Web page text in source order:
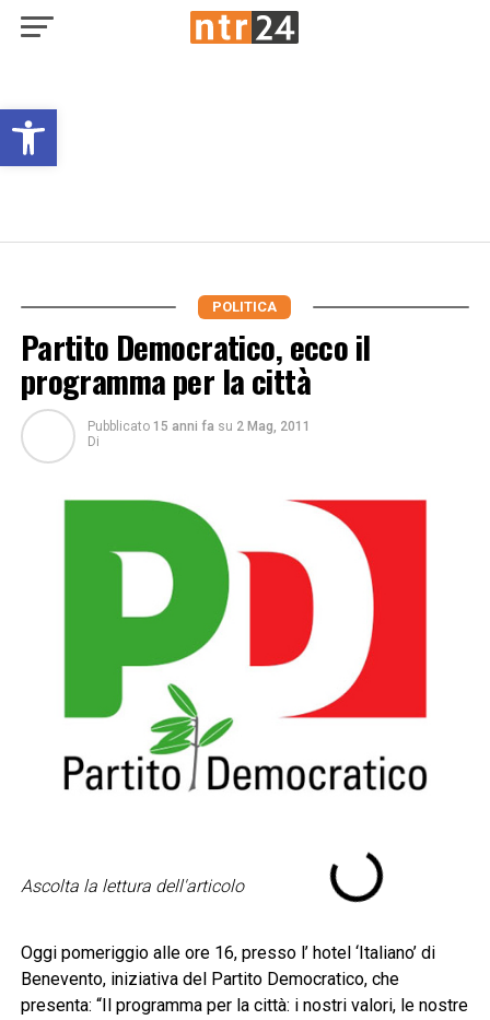
Open toolbar
POLITICA
Partito Democratico, ecco il
programma per la città
Pubblicato 15 anni fa su 2 Mag, 2011
Di
Ascolta la lettura dell'articolo
Oggi pomeriggio alle ore 16, presso l’ hotel ‘Italiano’ di
Benevento, iniziativa del Partito Democratico, che
presenta: “Il programma per la città: i nostri valori, le nostre